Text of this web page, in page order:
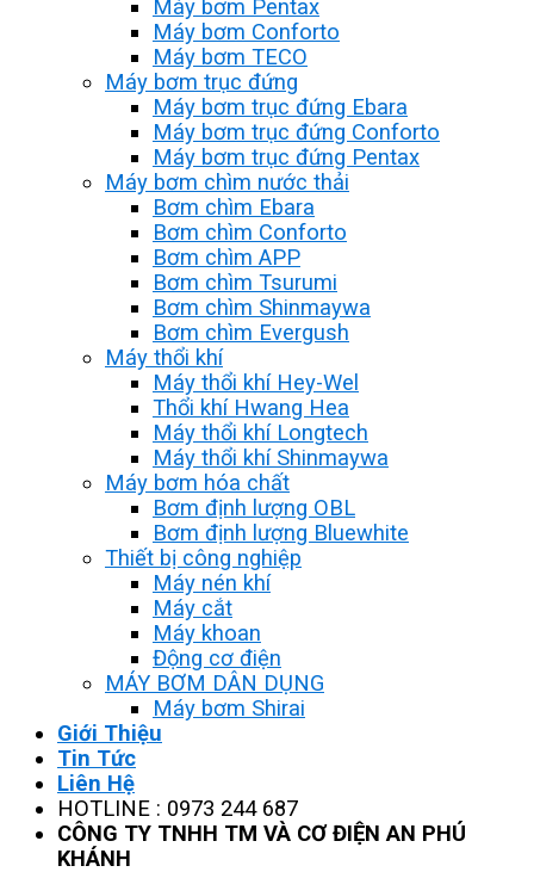
Máy bơm Pentax
Máy bơm Conforto
Máy bơm TECO
Máy bơm trục đứng
Máy bơm trục đứng Ebara
Máy bơm trục đứng Conforto
Máy bơm trục đứng Pentax
Máy bơm chìm nước thải
Bơm chìm Ebara
Bơm chìm Conforto
Bơm chìm APP
Bơm chìm Tsurumi
Bơm chìm Shinmaywa
Bơm chìm Evergush
Máy thổi khí
Máy thổi khí Hey-Wel
Thổi khí Hwang Hea
Máy thổi khí Longtech
Máy thổi khí Shinmaywa
Máy bơm hóa chất
Bơm định lượng OBL
Bơm định lượng Bluewhite
Thiết bị công nghiệp
Máy nén khí
Máy cắt
Máy khoan
Động cơ điện
MÁY BƠM DÂN DỤNG
Máy bơm Shirai
Giới Thiệu
Tin Tức
Liên Hệ
HOTLINE : 0973 244 687
CÔNG TY TNHH TM VÀ CƠ ĐIỆN AN PHÚ
KHÁNH